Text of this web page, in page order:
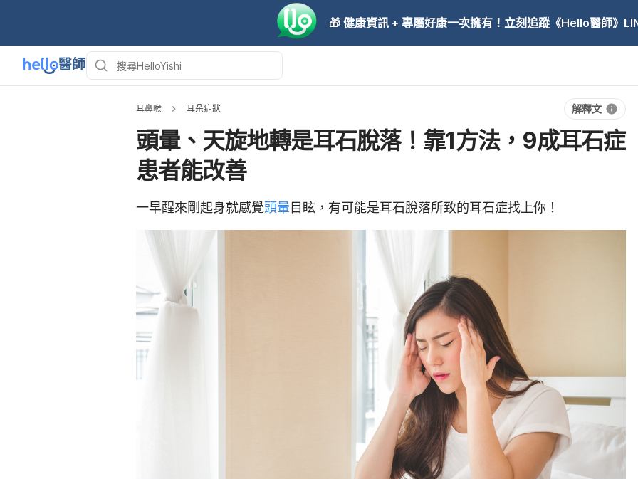
🎁 健康資訊 + 專屬好康一次擁有！立刻追蹤《Hello醫師》
耳鼻喉 耳朵症狀 解釋文
頭暈、天旋地轉是耳石脫落！靠1方法，9成耳石症
患者能改善
一早醒來剛起身就感覺頭暈 目眩，有可能是耳石脫落所致的耳石症找上你！